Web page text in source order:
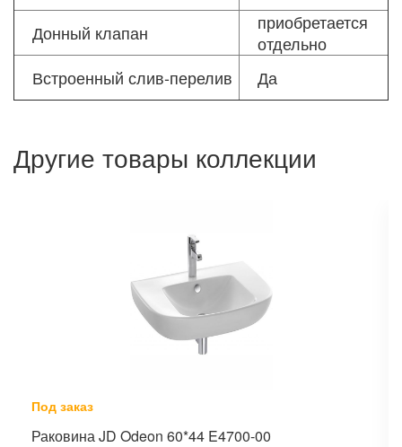
Донный клапан
приобретается
отдельно
Встроенный слив-перелив
Да
Другие товары коллекции
Под заказ
Раковина JD Odeon 60*44 E4700-00